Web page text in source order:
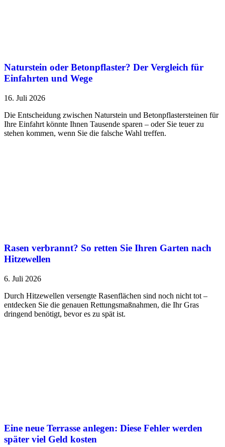
Naturstein oder Betonpflaster? Der Vergleich für
Einfahrten und Wege
16. Juli 2026
Die Entscheidung zwischen Naturstein und Betonpflastersteinen für
Ihre Einfahrt könnte Ihnen Tausende sparen – oder Sie teuer zu
stehen kommen, wenn Sie die falsche Wahl treffen.
Rasen verbrannt? So retten Sie Ihren Garten nach
Hitzewellen
6. Juli 2026
Durch Hitzewellen versengte Rasenflächen sind noch nicht tot –
entdecken Sie die genauen Rettungsmaßnahmen, die Ihr Gras
dringend benötigt, bevor es zu spät ist.
Eine neue Terrasse anlegen: Diese Fehler werden
später viel Geld kosten